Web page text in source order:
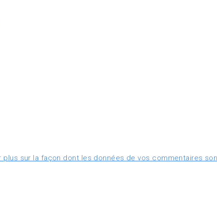
plus sur la façon dont les données de vos commentaires